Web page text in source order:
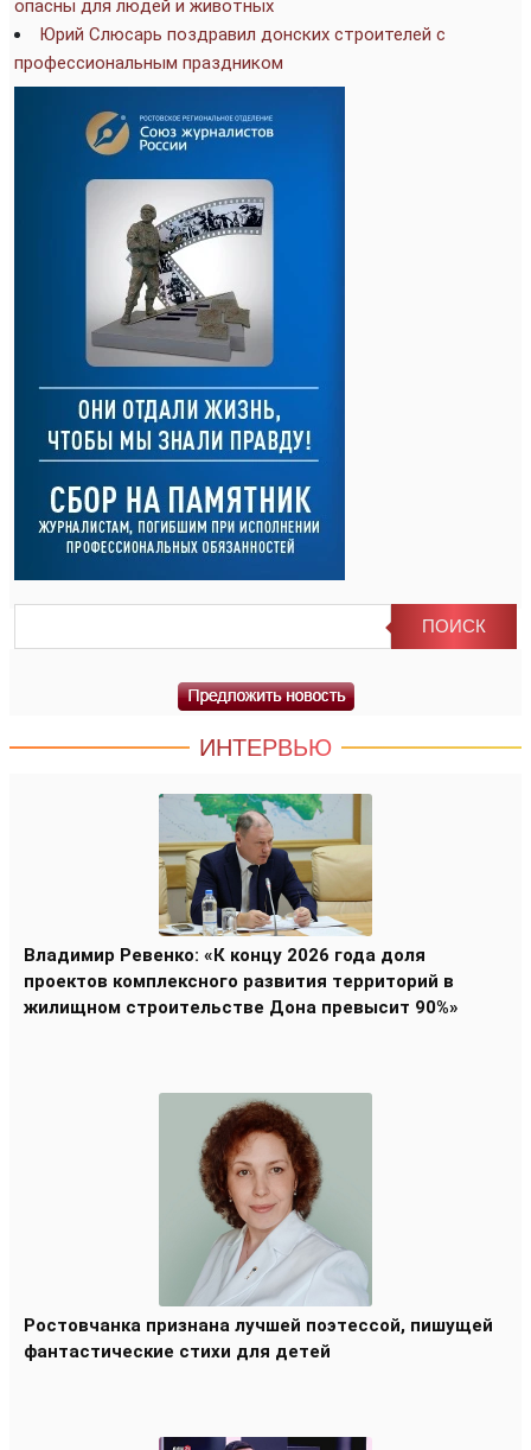
опасны для людей и животных
Юрий Слюсарь поздравил донских строителей с
профессиональным праздником
ИНТЕРВЬЮ
Владимир Ревенко: «К концу 2026 года доля
проектов комплексного развития территорий в
жилищном строительстве Дона превысит 90%»
Ростовчанка признана лучшей поэтессой, пишущей
фантастические стихи для детей